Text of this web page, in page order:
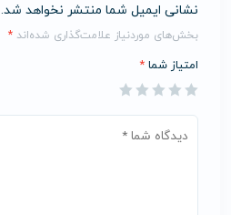
نشانی ایمیل شما منتشر نخواهد شد.
بخش‌های موردنیاز علامت‌گذاری شده‌اند *
امتیاز شما *